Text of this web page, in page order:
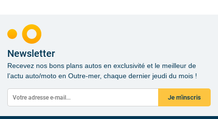
Newsletter
Recevez nos bons plans autos en exclusivité et le meilleur de
l’actu auto/moto en Outre-mer, chaque dernier jeudi du mois !
Je m'inscris